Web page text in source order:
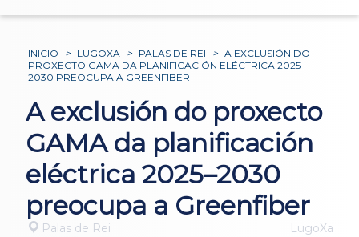
INICIO > LUGOXA > PALAS DE REI > A EXCLUSIÓN DO
PROXECTO GAMA DA PLANIFICACIÓN ELÉCTRICA 2025–
2030 PREOCUPA A GREENFIBER
A exclusión do proxecto
GAMA da planificación
eléctrica 2025–2030
preocupa a Greenfiber
Palas de Rei LugoXa